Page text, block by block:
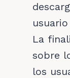
La
sobre
los